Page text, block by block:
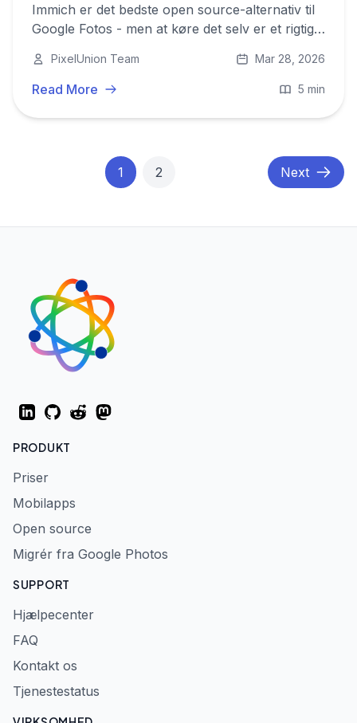
Immich er det bedste open source-alternativ til
Google Fotos - men at køre det selv er et rigtigt
en fuldt administreret europæisk tjeneste, så du
får privatlivet uden den operationelle byrde.
PixelUnion Team Mar 28, 2026
Read More 5 min
1 2 Next
LinkedInGitHubRedditMastodon
PRODUKT
Priser
Mobilapps
Open source
Migrér fra Google Photos
SUPPORT
Hjælpecenter
FAQ
Kontakt os
Tjenestestatus